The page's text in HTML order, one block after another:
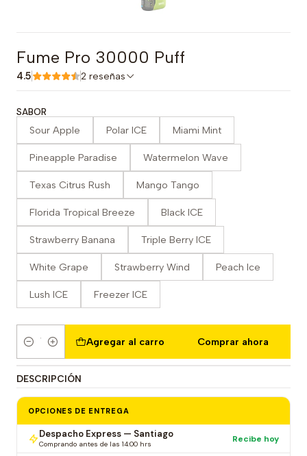
Fume Pro 30000 Puff
4.5 2 reseñas
SABOR
Sour Apple Polar ICE Miami Mint
Pineapple Paradise Watermelon Wave
Texas Citrus Rush Mango Tango
Florida Tropical Breeze Black ICE
Strawberry Banana Triple Berry ICE
White Grape Strawberry Wind Peach Ice
Lush ICE Freezer ICE
Cantidad
Agregar al carro Comprar ahora
DESCRIPCIÓN
OPCIONES DE ENTREGA
Despacho Express — Santiago
Comprando antes de las 14:00 hrs Recibe hoy